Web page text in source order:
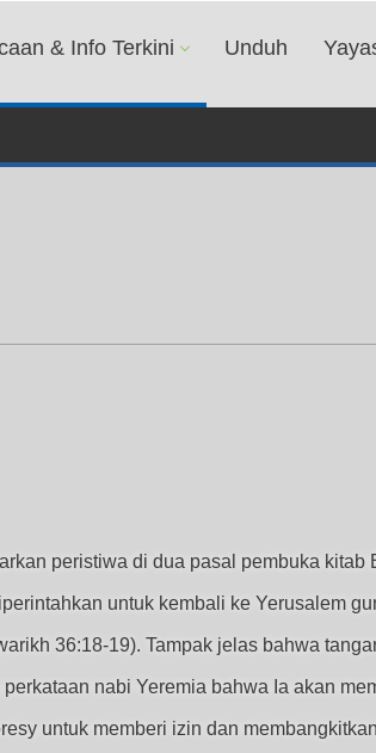
& Info Terkini Unduh
peristiwa di dua pasal pembuka
untuk kembali ke Yerusalem
36:18-19). Tampak jelas bahwa
nabi Yeremia bahwa Ia akan
untuk memberi izin dan